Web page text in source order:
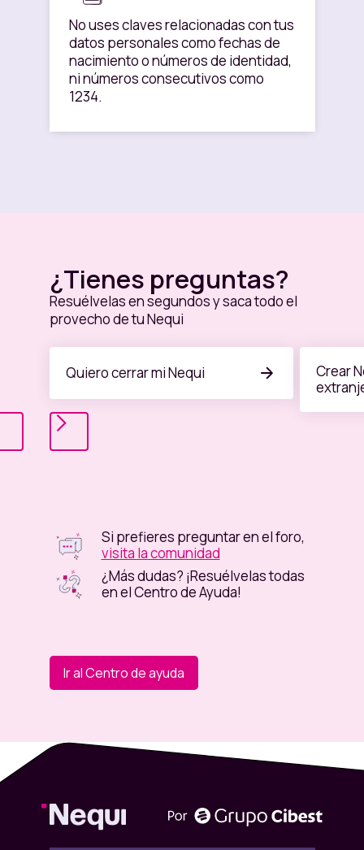
No uses claves relacionadas con tus
datos personales como fechas de
nacimiento o números de identidad,
ni números consecutivos como
1234.
¿Tienes preguntas?
Resuélvelas en segundos y saca todo el
provecho de tu Nequi
Quiero cerrar mi Nequi
Crear
¿Más dudas? ¡Resuélvelas todas
en el Centro de Ayuda!
Si prefieres preguntar en el foro,
visita la comunidad
Ir al Centro de ayuda